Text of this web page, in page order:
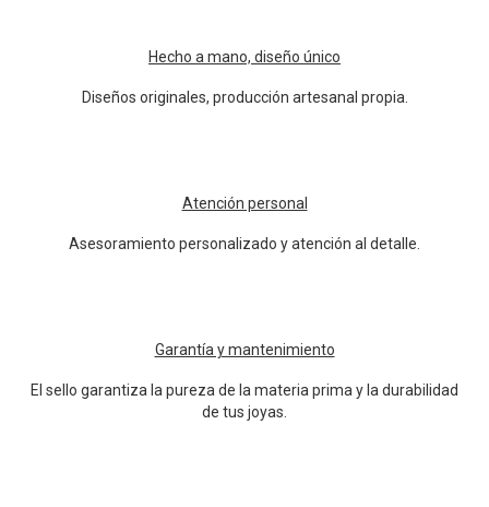
Hecho a mano, diseño único
Diseños originales, producción artesanal propia.
Atención personal
Asesoramiento personalizado y atención al detalle.
Garantía y mantenimiento
El sello garantiza la pureza de la materia prima y la durabilidad
de tus joyas.